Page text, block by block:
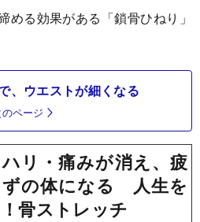
る効果がある「鎖骨ひねり」
、ウエストが細くなる
ページ
リ・痛みが消え、疲
の体になる 人生を
骨ストレッチ